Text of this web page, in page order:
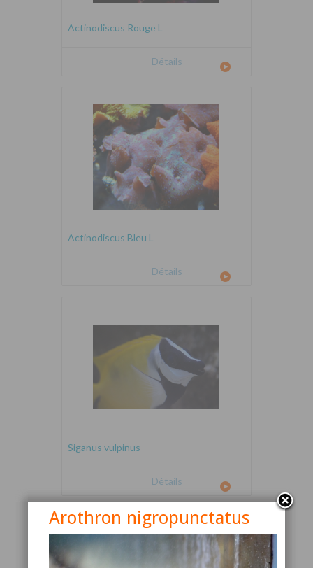
Actinodiscus Rouge L
Détails
Actinodiscus Bleu L
Détails
Siganus vulpinus
Détails
Arothron nigropunctatus